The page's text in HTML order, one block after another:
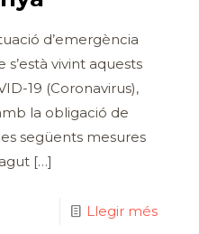
d’emergència
s’està vivint aquests
19 (Coronavirus),
la obligació de
següents mesures
[…]
Llegir més